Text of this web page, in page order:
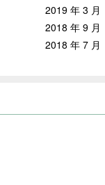
2019 年 3 月
2018 年 9 月
2018 年 7 月